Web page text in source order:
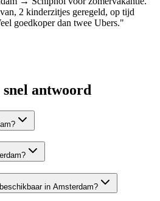
2 kinderzitjes geregeld, op tijd
goedkoper dan twee Ubers."
antwoord
in Amsterdam?